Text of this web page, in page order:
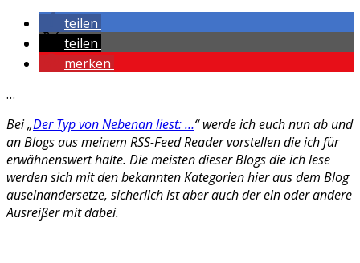
teilen
teilen
merken
…
Bei „Der Typ von Nebenan liest: …“ werde ich euch nun ab und
an Blogs aus meinem RSS-Feed Reader vorstellen die ich für
erwähnenswert halte. Die meisten dieser Blogs die ich lese
werden sich mit den bekannten Kategorien hier aus dem Blog
auseinandersetze, sicherlich ist aber auch der ein oder andere
Ausreißer mit dabei.